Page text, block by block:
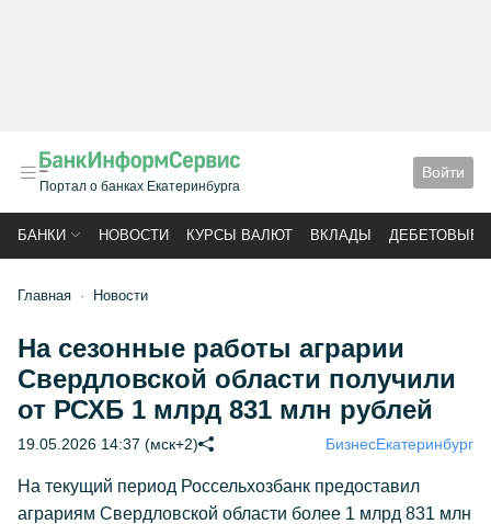
Портал о банках Екатеринбурга
Войти
БАНКИ НОВОСТИ КУРСЫ ВАЛЮТ ВКЛАДЫ ДЕБЕТОВЫЕ
Главная Новости
На сезонные работы аграрии
Свердловской области получили
от РСХБ 1 млрд 831 млн рублей
19.05.2026 14:37 (мск+2) БизнесЕкатеринбург
На текущий период Россельхозбанк предоставил
аграриям Свердловской области более 1 млрд 831 млн